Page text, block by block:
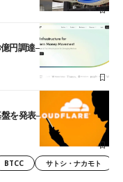
円調達──ソニーやスタン
を発表──まずハンドル名
BTCC サトシ・ナカモト